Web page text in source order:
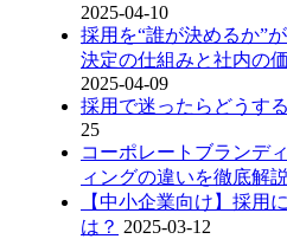
2025-04-10
採用を“誰が決めるか”
決定の仕組みと社内の
2025-04-09
採用で迷ったらどうす
25
コーポレートブランデ
ィングの違いを徹底解説
【中小企業向け】採用
は？ 2025-03-12